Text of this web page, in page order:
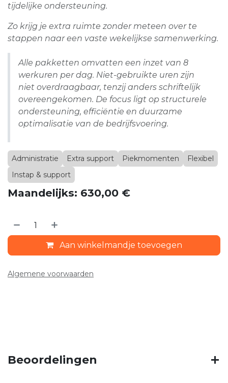
tijdelijke ondersteuning.
Zo krijg je extra ruimte zonder meteen over te
stappen naar een vaste wekelijkse samenwerking.
Alle pakketten omvatten een inzet van 8
werkuren per dag. Niet-gebruikte uren zijn
niet overdraagbaar, tenzij anders schriftelijk
overeengekomen. De focus ligt op structurele
ondersteuning, efficiëntie en duurzame
optimalisatie van de bedrijfsvoering.
Administratie Extra support Piekmomenten
Flexibel
Instap & support
Maandelijks: 630,00 €
Aan winkelmandje toevoegen
Algemene voorwaarden
Beoordelingen